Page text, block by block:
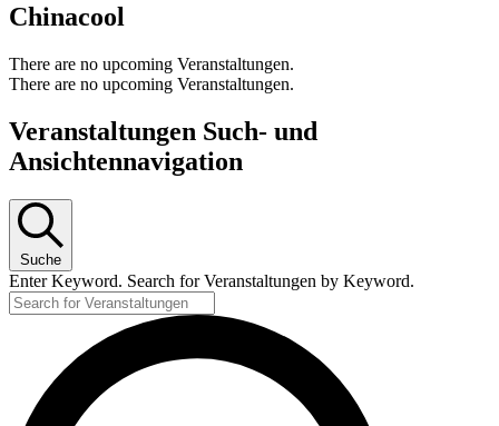
Chinacool
There are no upcoming Veranstaltungen.
There are no upcoming Veranstaltungen.
Veranstaltungen Such- und
Ansichtennavigation
Suche
Enter Keyword. Search for Veranstaltungen by Keyword.